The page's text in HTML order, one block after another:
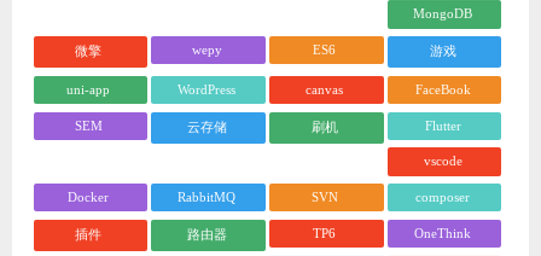
MongoDB
微擎 wepy ES6 游戏
uni-app WordPress canvas FaceBook
SEM 云存储 刷机 Flutter
vscode
Docker RabbitMQ SVN composer
插件 路由器 TP6 OneThink